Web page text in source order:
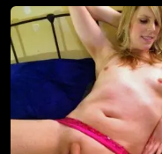
Nutzer dieser
auch nicht in
auf eine
prüfen. Sie
Sorgfalt
ein Profil
Informationen